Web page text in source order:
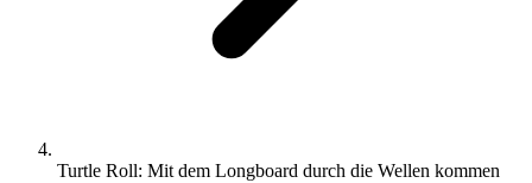
Turtle Roll: Mit dem Longboard durch die Wellen kommen